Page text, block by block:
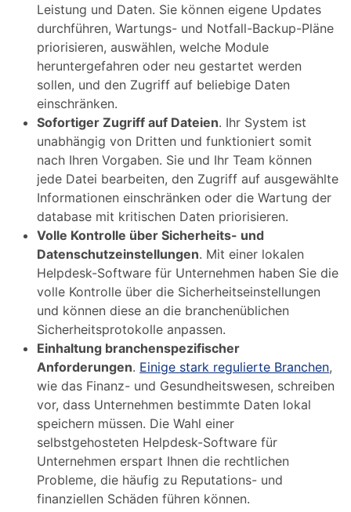
Leistung und Daten. Sie können eigene Updates
durchführen, Wartungs- und Notfall-Backup-Pläne
priorisieren, auswählen, welche Module
heruntergefahren oder neu gestartet werden
sollen, und den Zugriff auf beliebige Daten
einschränken.
Sofortiger Zugriff auf Dateien. Ihr System ist
unabhängig von Dritten und funktioniert somit
nach Ihren Vorgaben. Sie und Ihr Team können
jede Datei bearbeiten, den Zugriff auf ausgewählte
Informationen einschränken oder die Wartung der
database mit kritischen Daten priorisieren.
Volle Kontrolle über Sicherheits- und
Datenschutzeinstellungen. Mit einer lokalen
Helpdesk-Software für Unternehmen haben Sie die
volle Kontrolle über die Sicherheitseinstellungen
und können diese an die branchenüblichen
Sicherheitsprotokolle anpassen.
Einhaltung branchenspezifischer
Anforderungen. Einige stark regulierte Branchen,
wie das Finanz- und Gesundheitswesen, schreiben
vor, dass Unternehmen bestimmte Daten lokal
speichern müssen. Die Wahl einer
selbstgehosteten Helpdesk-Software für
Unternehmen erspart Ihnen die rechtlichen
Probleme, die häufig zu Reputations- und
finanziellen Schäden führen können.